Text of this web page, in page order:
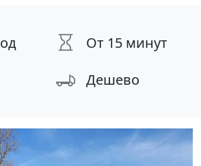
От 15 минут
Дешево